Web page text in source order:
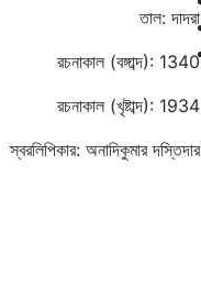
তাল: দাদরা
রচনাকাল (বঙ্গাব্দ): 1340
রচনাকাল (খৃষ্টাব্দ): 1934
স্বরলিপিকার: অনাদিকুমার দস্তিদার